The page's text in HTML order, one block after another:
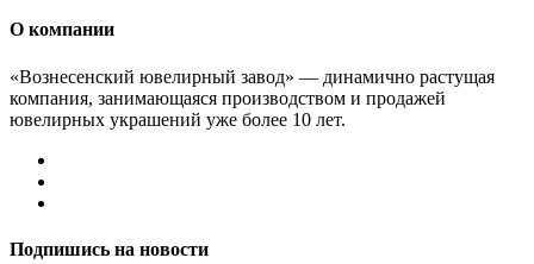
О компании
«Вознесенский ювелирный завод» — динамично растущая
компания, занимающаяся производством и продажей
ювелирных украшений уже более 10 лет.
Подпишись на новости